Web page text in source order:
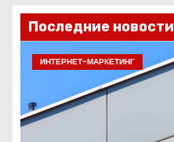
Последние новости
ИНТЕРНЕТ-МАРКЕТИНГ